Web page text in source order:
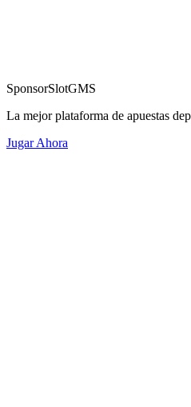
SponsorSlotGMS
La mejor plataforma de apuestas
Jugar Ahora